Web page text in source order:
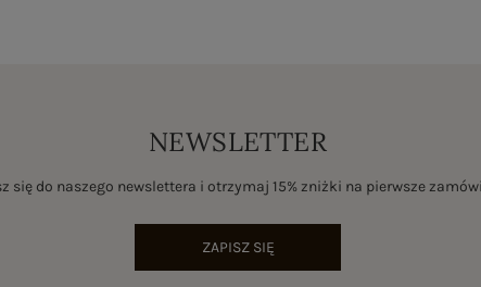
NEWSLETTER
się do naszego newslettera i otrzymaj 15% zniżki na pierwsze
ZAPISZ SIĘ